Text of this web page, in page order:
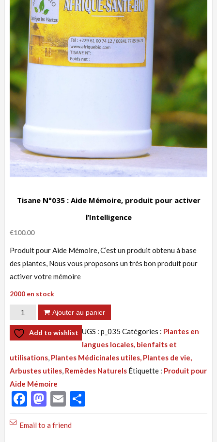
Tisane N°035 : Aide Mémoire, produit pour activer
l’Intelligence
€100.00
Produit pour Aide Mémoire, C’est un produit obtenu à base
des plantes, Nous vous proposons un très bon produit pour
activer votre mémoire
2000 en stock
quantité
de
Tisane
:
Aide
Mémoire,
produit
activer
Ajouter au panier
Add to wishlist UGS : p_035 Catégories : Plantes en
langues locales, bienfaits et
utilisations, Plantes Médicinales utiles, Plantes de vie,
Arbustes utiles, Remèdes Naturels Étiquette : Produit pour
Aide Mémoire
Facebook
Mastodon
Email
Email to a friend